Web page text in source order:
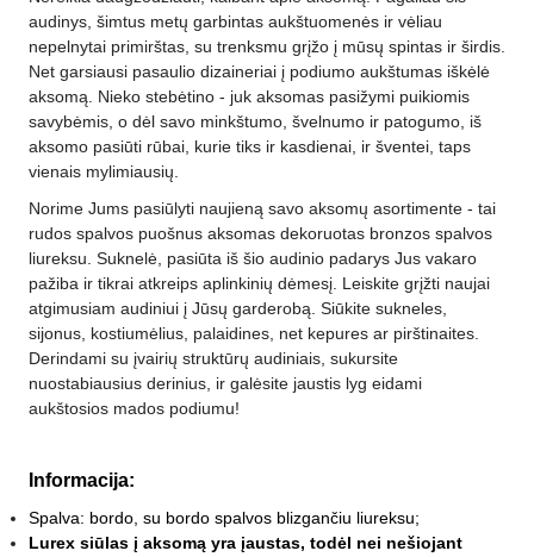
audinys, šimtus metų garbintas aukštuomenės ir vėliau
nepelnytai primirštas, su trenksmu grįžo į mūsų spintas ir širdis.
Net garsiausi pasaulio dizaineriai į podiumo aukštumas iškėlė
aksomą. Nieko stebėtino - juk aksomas pasižymi puikiomis
savybėmis, o dėl savo minkštumo, švelnumo ir patogumo, iš
aksomo pasiūti rūbai, kurie tiks ir kasdienai, ir šventei, taps
vienais mylimiausių.
Norime Jums pasiūlyti naujieną savo aksomų asortimente - tai
rudos spalvos puošnus aksomas dekoruotas bronzos spalvos
liureksu. Suknelė, pasiūta iš šio audinio padarys Jus vakaro
pažiba ir tikrai atkreips aplinkinių dėmesį. Leiskite grįžti naujai
atgimusiam audiniui į Jūsų garderobą. Siūkite sukneles,
sijonus, kostiumėlius, palaidines, net kepures ar pirštinaites.
Derindami su įvairių struktūrų audiniais, sukursite
nuostabiausius derinius, ir galėsite jaustis lyg eidami
aukštosios mados podiumu!
Informacija:
Spalva: bordo, su bordo spalvos blizgančiu liureksu;
Lurex siūlas į aksomą yra įaustas, todėl nei nešiojant